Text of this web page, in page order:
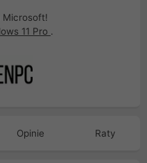
Microsoft!
11 Pro .
Opinie Raty